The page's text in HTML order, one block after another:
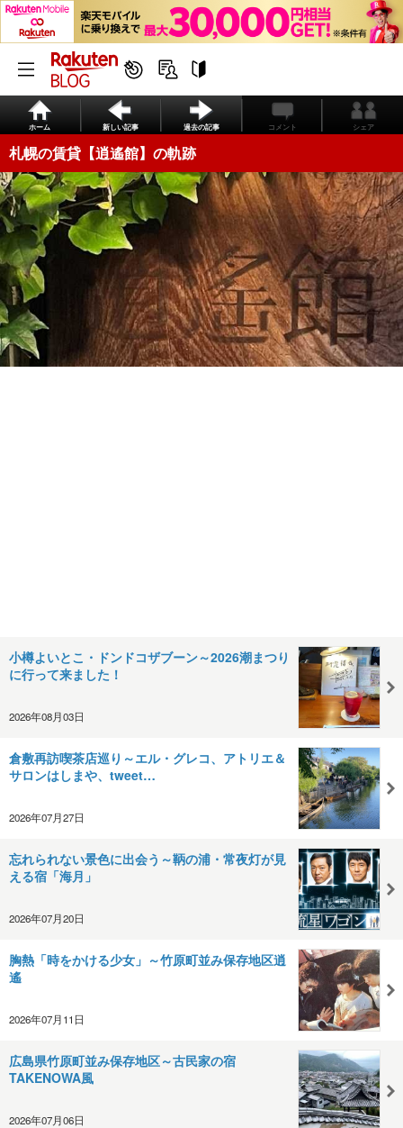
ホーム 新しい記事 過去の記事 コメント シェア
札幌の賃貸【逍遙館】の軌跡
小樽よいとこ・ドンドコザブーン～2026潮まつり
に行って来ました！
2026年08月03日
倉敷再訪喫茶店巡り～エル・グレコ、アトリエ＆
サロンはしまや、tweet…
2026年07月27日
忘れられない景色に出会う～鞆の浦・常夜灯が見
える宿「海月」
2026年07月20日
胸熱「時をかける少女」～竹原町並み保存地区逍
遙
2026年07月11日
広島県竹原町並み保存地区～古民家の宿
TAKENOWA風
2026年07月06日